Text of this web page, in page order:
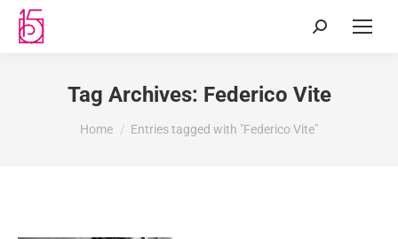
Tag Archives: Federico Vite
You are here:
Home Entries tagged with "Federico Vite"